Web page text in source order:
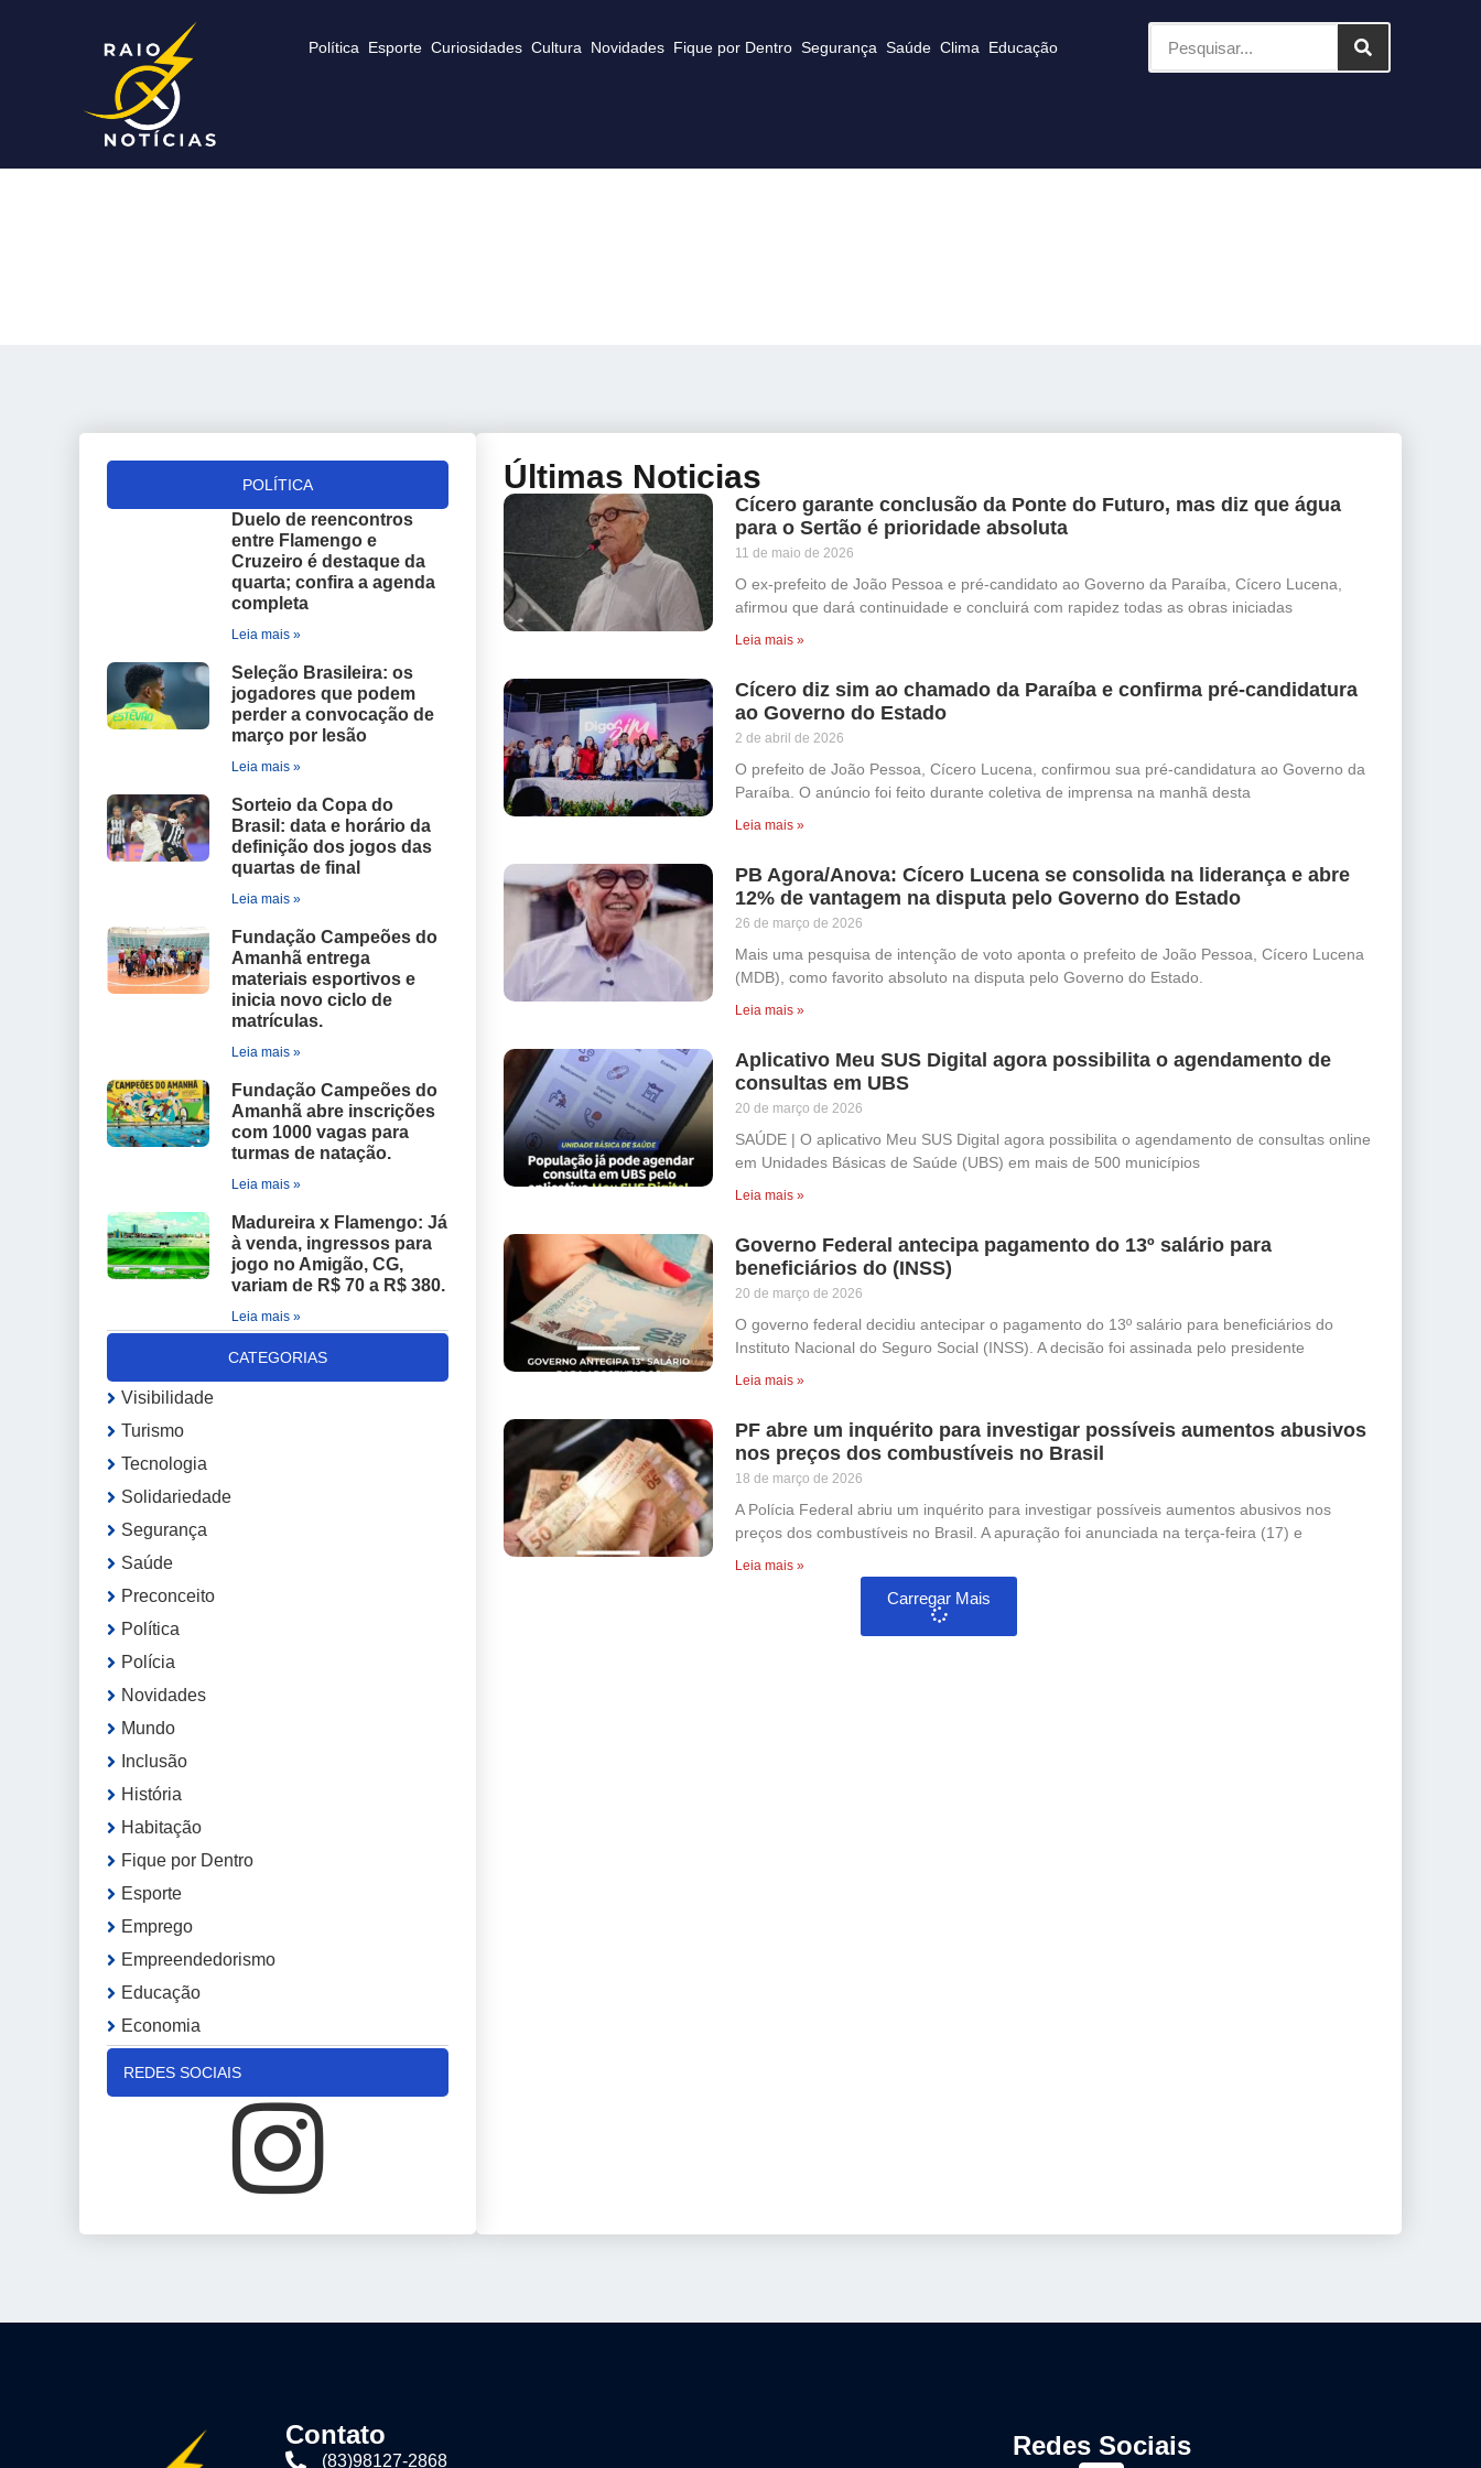
Política Esporte Curiosidades Cultura Novidades Fique por Dentro Segurança Saúde Clima Educação
Últimas Noticias
Cícero garante conclusão da Ponte do Futuro, mas diz que água
para o Sertão é prioridade absoluta
11 de maio de 2026
O ex-prefeito de João Pessoa e pré-candidato ao Governo da Paraíba, Cícero Lucena,
afirmou que dará continuidade e concluirá com rapidez todas as obras iniciadas
Leia mais »
Cícero diz sim ao chamado da Paraíba e confirma pré-candidatura
ao Governo do Estado
2 de abril de 2026
O prefeito de João Pessoa, Cícero Lucena, confirmou sua pré-candidatura ao Governo da
Paraíba. O anúncio foi feito durante coletiva de imprensa na manhã desta
Leia mais »
PB Agora/Anova: Cícero Lucena se consolida na liderança e abre
12% de vantagem na disputa pelo Governo do Estado
26 de março de 2026
Mais uma pesquisa de intenção de voto aponta o prefeito de João Pessoa, Cícero Lucena
(MDB), como favorito absoluto na disputa pelo Governo do Estado.
Leia mais »
Aplicativo Meu SUS Digital agora possibilita o agendamento de
consultas em UBS
20 de março de 2026
SAÚDE | O aplicativo Meu SUS Digital agora possibilita o agendamento de consultas online
em Unidades Básicas de Saúde (UBS) em mais de 500 municípios
Leia mais »
Governo Federal antecipa pagamento do 13º salário para
beneficiários do (INSS)
20 de março de 2026
O governo federal decidiu antecipar o pagamento do 13º salário para beneficiários do
Instituto Nacional do Seguro Social (INSS). A decisão foi assinada pelo presidente
Leia mais »
PF abre um inquérito para investigar possíveis aumentos abusivos
nos preços dos combustíveis no Brasil
18 de março de 2026
A Polícia Federal abriu um inquérito para investigar possíveis aumentos abusivos nos
preços dos combustíveis no Brasil. A apuração foi anunciada na terça-feira (17) e
Leia mais »
Carregar Mais
POLÍTICA
Duelo de reencontros
entre Flamengo e
Cruzeiro é destaque da
quarta; confira a agenda
completa
Leia mais »
Seleção Brasileira: os
jogadores que podem
perder a convocação de
março por lesão
Leia mais »
Sorteio da Copa do
Brasil: data e horário da
definição dos jogos das
quartas de final
Leia mais »
Fundação Campeões do
Amanhã entrega
materiais esportivos e
inicia novo ciclo de
matrículas.
Leia mais »
Fundação Campeões do
Amanhã abre inscrições
com 1000 vagas para
turmas de natação.
Leia mais »
Madureira x Flamengo: Já
à venda, ingressos para
jogo no Amigão, CG,
variam de R$ 70 a R$ 380.
Leia mais »
CATEGORIAS
Visibilidade
Turismo
Tecnologia
Solidariedade
Segurança
Saúde
Preconceito
Política
Polícia
Novidades
Mundo
Inclusão
História
Habitação
Fique por Dentro
Esporte
Emprego
Empreendedorismo
Educação
Economia
REDES SOCIAIS
Contato
(83)98127-2868
Redes Sociais